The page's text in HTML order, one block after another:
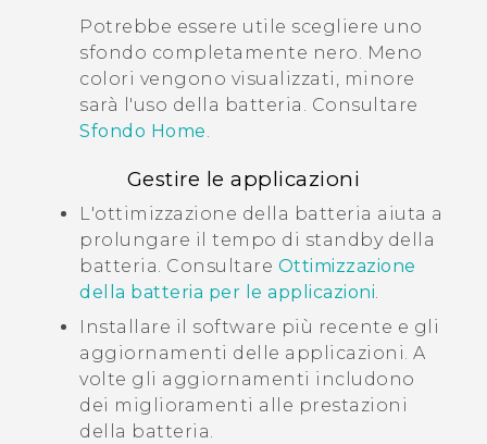
Potrebbe essere utile scegliere uno
sfondo completamente nero. Meno
colori vengono visualizzati, minore
sarà l'uso della batteria. Consultare
Sfondo Home.
Gestire le applicazioni
L'ottimizzazione della batteria aiuta a
prolungare il tempo di standby della
batteria. Consultare Ottimizzazione
della batteria per le applicazioni
Installare il software più recente e gli
aggiornamenti delle applicazioni. A
volte gli aggiornamenti includono
dei miglioramenti alle prestazioni
della batteria.